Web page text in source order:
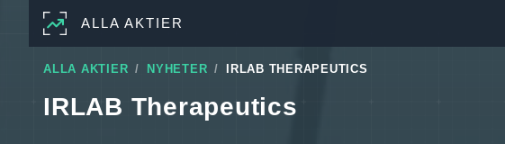
ALLA AKTIER
ALLA AKTIER NYHETER IRLAB THERAPEUTICS
IRLAB Therapeutics